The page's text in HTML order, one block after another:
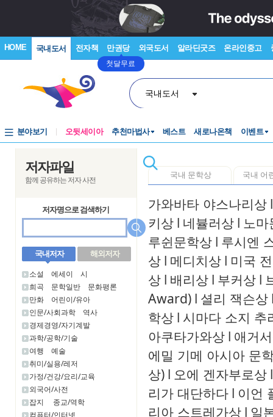
HOME 국내도서 전자책 만권당
첫달무료
외국도서 알라딘굿즈 온라인중고
국내도서
분야보기 오뒷세이아 추천마법사 베스트 새로나온책 이벤트
저자파일
함께 공유하는 저자 사전
저자명으로 검색하기
국내저자 해외저자
소설 에세이
시
희곡
문학일반
문화평론
만화
어린이/유아
인문/사회과학
역사
경제경영/자기계발
과학/공학/기술
여행
예술
취미/실용/레저
가정/건강/요리/교육
외국어/사전
잡지
종교/역학
컴퓨터/인터넷
국내 문학상 국내 어
가와바타 야스나리상 l
키상 l 네뷸러상 l 노마
루쉰문학상 l 루시엔
상 l 메디치상 l 미국
상 l 배리상 l 부커상 l
Award) l 셜리 잭슨상
학상 l 시마다 소지 추
아쿠타가와상 l 애거
에밀 기메 아시아 문
상) l 오에 겐자부로상 l
리가 대단하다 l 이언
리아 스트레가상 l 일